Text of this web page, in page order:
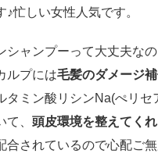
忙しい女性人気です。
シャンプーって大丈夫な
ルプには毛髪のダメージ
タミン酸リシンNa(ぺリセ
、 頭皮環境を整えてく
合されているので心配ご